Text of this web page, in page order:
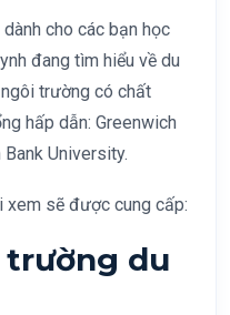
cho các bạn học
đang tìm hiểu về du
trường có chất
hấp dẫn: Greenwich
University.
xem sẽ được cung cấp:
du